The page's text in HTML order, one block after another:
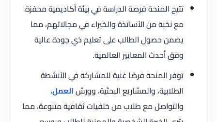
تتيح المنحة فرصة الدراسة في بيئة أكاديمية محفزة
مع نخبة من الأساتذة والخبراء في مجالاتهم، مما
يضمن حصول الطالب على تعليم ذي جودة عالية
وفق أحدث المعايير العالمية.
توفر المنحة فرصًا غنية للمشاركة في الأنشطة
الطلابية، والمشاريع البحثية، وورشالعمل،
والتواصل مع طلاب من خلفيات ثقافية متنوعة، مما